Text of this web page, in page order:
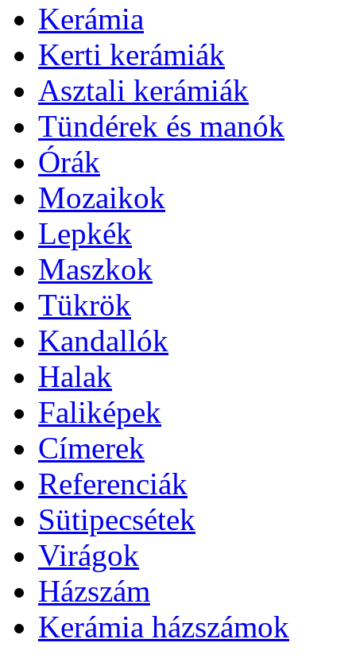
Kerámia
Kerti kerámiák
Asztali kerámiák
Tündérek és manók
Órák
Mozaikok
Lepkék
Maszkok
Tükrök
Kandallók
Halak
Faliképek
Címerek
Referenciák
Sütipecsétek
Virágok
Házszám
Kerámia házszámok